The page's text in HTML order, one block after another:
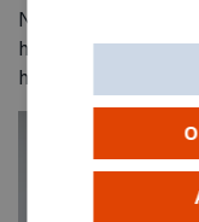
Naai aan de zijkant
het hoofd.
haren vast.